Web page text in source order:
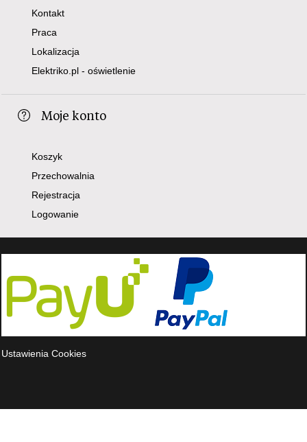
Kontakt
Praca
Lokalizacja
Elektriko.pl - oświetlenie
Moje konto
Koszyk
Przechowalnia
Rejestracja
Logowanie
Ustawienia Cookies